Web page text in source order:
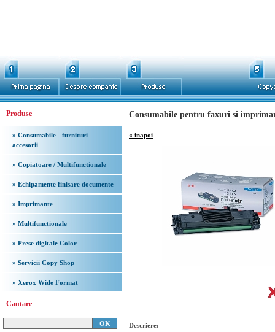
Produse
» Consumabile - furnituri -
accesorii
» Copiatoare / Multifunctionale
» Echipamente finisare documente
» Imprimante
» Multifunctionale
» Prese digitale Color
» Servicii Copy Shop
» Xerox Wide Format
Cautare
Consumabile pentru faxuri si
« inapoi
Descriere: